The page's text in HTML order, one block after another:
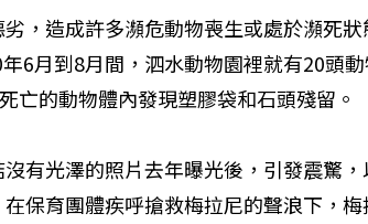
，造成許多瀕危動物喪生或處於瀕死
6月到8月間，泗水動物園裡就有20頭
亡的動物體內發現塑膠袋和石頭殘留。
有光澤的照片去年曝光後，引發震驚，
保育團體疾呼搶救梅拉尼的聲浪下，